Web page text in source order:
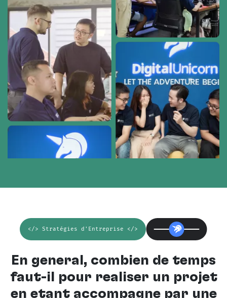
</> Stratégies d'Entreprise </>
En général, combien de temps
faut-il pour réaliser un projet
en étant accompagné par une